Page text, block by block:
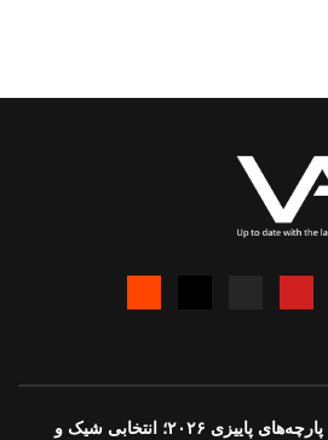
بهترین پارچه‌های پاییزی ۲۰۲۶؛ انتخابی شیک و